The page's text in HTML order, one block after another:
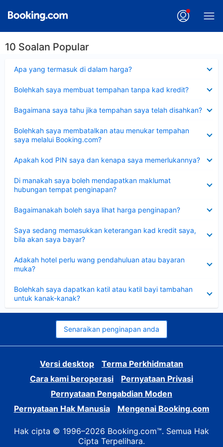
10 Soalan Popular
Apa yang termasuk di dalam harga?
Bolehkah saya membuat tempahan tanpa kad kredit?
Bagaimana saya tahu jika tempahan saya telah disahkan?
Bolehkah saya membatalkan atau menukar tempahan
saya melalui Booking.com?
Apakah kod PIN saya dan kenapa saya memerlukannya?
Di manakah saya boleh mendapatkan maklumat
hubungan tempat penginapan?
Bagaimanakah boleh saya lihat harga penginapan?
Saya sedang memasukkan keterangan kad kredit saya,
bila akan saya bayar?
Adakah hotel perlu wang pendahuluan atau bayaran
muka?
Bolehkah saya dapatkan katil atau katil bayi tambahan
untuk kanak-kanak?
Senaraikan penginapan anda
Versi desktop
Terma Perkhidmatan
Cara kami beroperasi
Pernyataan Privasi
Pernyataan Pengabdian Moden
Pernyataan Hak Manusia
Mengenai Booking.com
Hak cipta © 1996–2026 Booking.com™. Semua Hak
Cipta Terpelihara.